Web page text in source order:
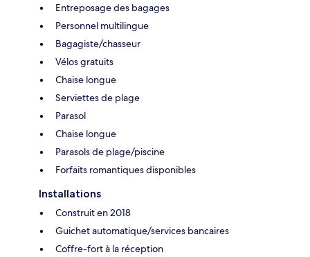
Entreposage des bagages
Personnel multilingue
Bagagiste/chasseur
Vélos gratuits
Chaise longue
Serviettes de plage
Parasol
Chaise longue
Parasols de plage/piscine
Forfaits romantiques disponibles
Installations
Construit en 2018
Guichet automatique/services bancaires
Coffre-fort à la réception